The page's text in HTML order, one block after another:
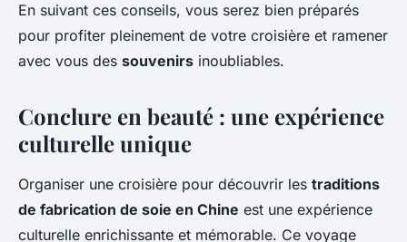
En suivant ces conseils, vous serez bien préparés
pour profiter pleinement de votre croisière et ramener
avec vous des souvenirs inoubliables.
Conclure en beauté : une expérience
culturelle unique
Organiser une croisière pour découvrir les traditions
de fabrication de soie en Chine est une expérience
culturelle enrichissante et mémorable. Ce voyage